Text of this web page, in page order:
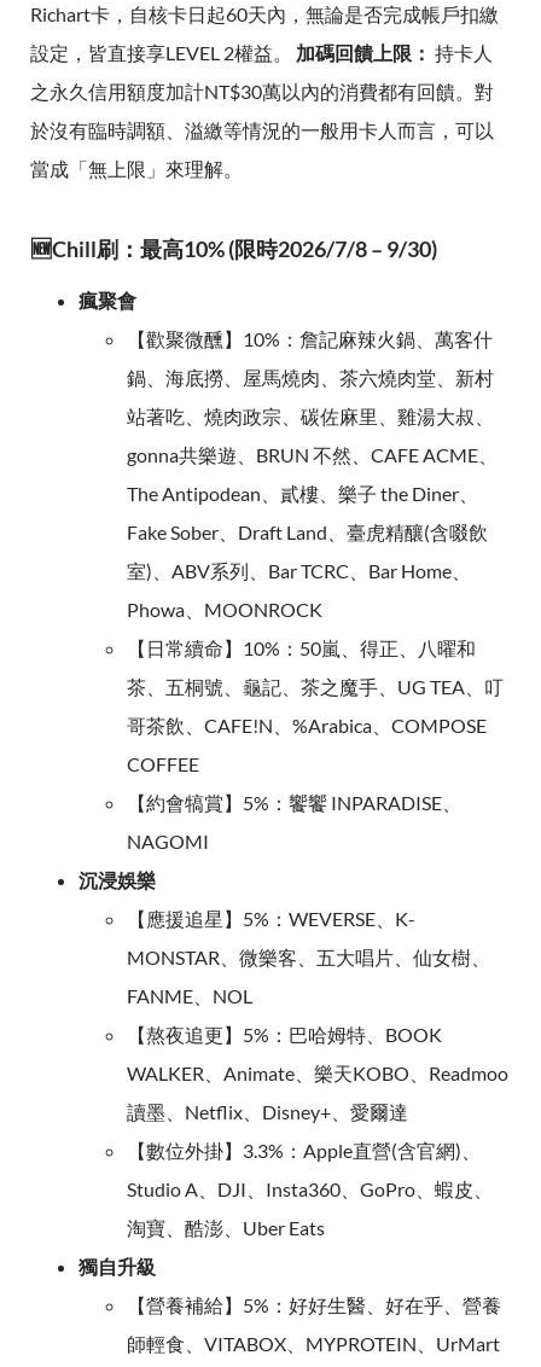
Richart卡，自核卡日起60天內，無論是否完成帳戶扣繳
設定，皆直接享LEVEL 2權益。 加碼回饋上限： 持卡人
之永久信用額度加計NT$30萬以內的消費都有回饋。對
於沒有臨時調額、溢繳等情況的一般用卡人而言，可以
當成「無上限」來理解。
🆕Chill刷：最高10% (限時2026/7/8 – 9/30)
瘋聚會
【歡聚微醺】10%：詹記麻辣火鍋、萬客什
鍋、海底撈、屋馬燒肉、茶六燒肉堂、新村
站著吃、燒肉政宗、碳佐麻里、雞湯大叔、
gonna共樂遊、BRUN 不然、CAFE ACME、
The Antipodean、貳樓、樂子 the Diner、
Fake Sober、Draft Land、臺虎精釀(含啜飲
室)、ABV系列、Bar TCRC、Bar Home、
Phowa、MOONROCK
【日常續命】10%：50嵐、得正、八曜和
茶、五桐號、龜記、茶之魔手、UG TEA、叮
哥茶飲、CAFE!N、%Arabica、COMPOSE
COFFEE
【約會犒賞】5%：饗饗 INPARADISE、
NAGOMI
沉浸娛樂
【應援追星】5%：WEVERSE、K-
MONSTAR、微樂客、五大唱片、仙女樹、
FANME、NOL
【熬夜追更】5%：巴哈姆特、BOOK
WALKER、Animate、樂天KOBO、Readmoo
讀墨、Netflix、Disney+、愛爾達
【數位外掛】3.3%：Apple直營(含官網)、
Studio A、DJI、Insta360、GoPro、蝦皮、
淘寶、酷澎、Uber Eats
獨自升級
【營養補給】5%：好好生醫、好在乎、營養
師輕食、VITABOX、MYPROTEIN、UrMart